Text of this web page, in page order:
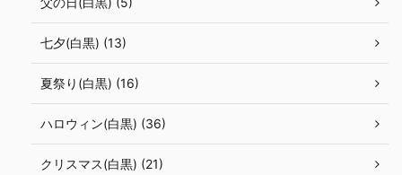
七夕(白黒) (13)
夏祭り(白黒) (16)
ハロウィン(白黒) (36)
クリスマス(白黒) (21)